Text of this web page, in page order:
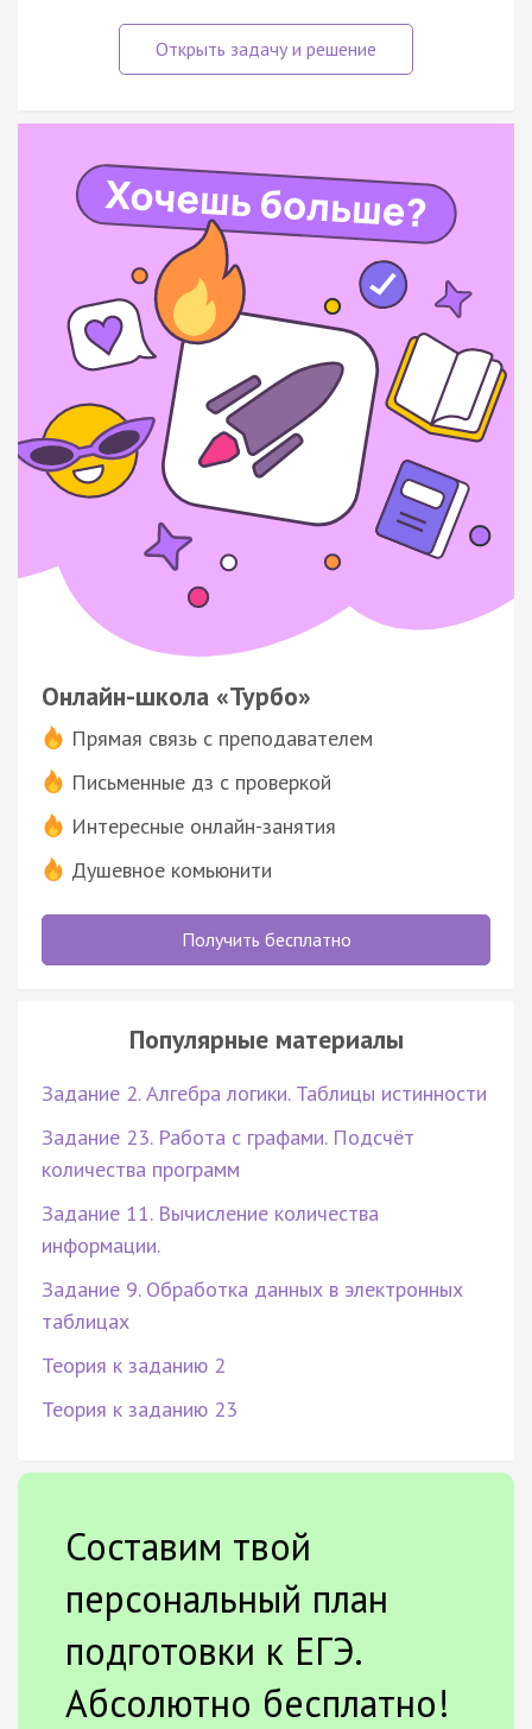
Онлайн-школа «Турбо»
Прямая связь с преподавателем
Письменные дз с проверкой
Интересные онлайн-занятия
Душевное комьюнити
Получить бесплатно
Популярные материалы
Задание 2. Алгебра логики. Таблицы истинности
Задание 23. Работа с графами. Подсчёт
количества программ
Задание 11. Вычисление количества
информации.
Задание 9. Обработка данных в электронных
таблицах
Теория к заданию 2
Теория к заданию 23
Составим твой
персональный план
подготовки к ЕГЭ.
Абсолютно бесплатно!